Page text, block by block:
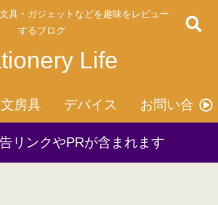
具・ガジェットなどを趣味をレビュー
するブログ
Life
文房具 デバイス お問い合わ
リンクやPRが含まれます